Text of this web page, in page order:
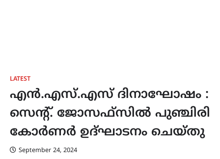
LATEST
എൻ.എസ്.എസ് ദിനാഘോഷം :
സെൻ്റ്. ജോസഫ്സിൽ പുഞ്ചിരി
കോർണർ ഉദ്ഘാടനം ചെയ്തു
September 24, 2024